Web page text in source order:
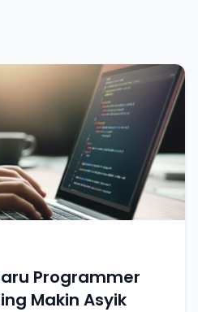
Programmer
Makin Asyik